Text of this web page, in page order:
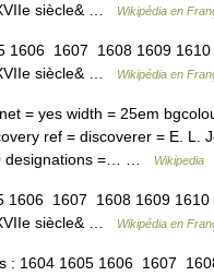
siècle& …
Wikipédia en
1606 1607 1608 1609
siècle& …
Wikipédia en
= yes width = 25em
ref = discoverer = E. L.
designations =… …
Wikipedia
1606 1607 1608 1609
siècle& …
Wikipédia en
: 1604 1605 1606 1607